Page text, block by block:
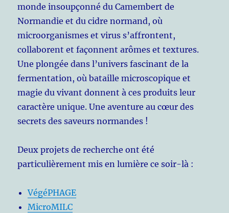
monde insoupçonné du Camembert de
Normandie et du cidre normand, où
microorganismes et virus s’affrontent,
collaborent et façonnent arômes et textures.
Une plongée dans l’univers fascinant de la
fermentation, où bataille microscopique et
magie du vivant donnent à ces produits leur
caractère unique. Une aventure au cœur des
secrets des saveurs normandes !
Deux projets de recherche ont été
particulièrement mis en lumière ce soir-là :
VégéPHAGE
MicroMILC